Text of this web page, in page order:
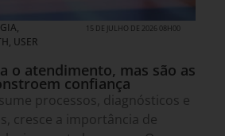
,
, USER
15 DE JULHO DE 2026 08H00
o atendimento, mas são as
confiança
processos, diagnósticos e
cresce a importância de